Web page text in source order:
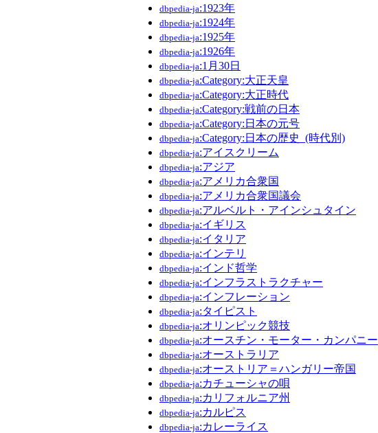
dbpedia-ja:1923年
dbpedia-ja:1924年
dbpedia-ja:1925年
dbpedia-ja:1926年
dbpedia-ja:1月30日
dbpedia-ja:Category:大正天皇
dbpedia-ja:Category:大正時代
dbpedia-ja:Category:戦前の日本
dbpedia-ja:Category:日本の元号
dbpedia-ja:Category:日本の歴史_(時代別)
dbpedia-ja:アイスクリーム
dbpedia-ja:アジア
dbpedia-ja:アメリカ合衆国
dbpedia-ja:アメリカ合衆国議会
dbpedia-ja:アルベルト・アインシュタイン
dbpedia-ja:イギリス
dbpedia-ja:イタリア
dbpedia-ja:インテリ
dbpedia-ja:インド哲学
dbpedia-ja:インフラストラクチャー
dbpedia-ja:インフレーション
dbpedia-ja:タイピスト
dbpedia-ja:オリンピック競技
dbpedia-ja:オースチン・モーター・カンパニー
dbpedia-ja:オーストラリア
dbpedia-ja:オーストリア＝ハンガリー帝国
dbpedia-ja:カチューシャの唄
dbpedia-ja:カリフォルニア州
dbpedia-ja:カルピス
dbpedia-ja:カレーライス